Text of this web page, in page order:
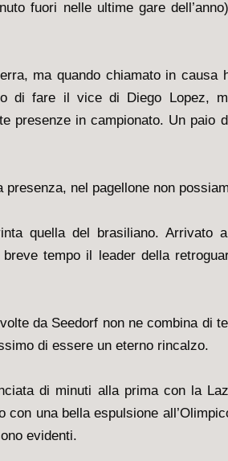
fuori nelle ultime gare
ma quando chiamato in causa
di fare il vice di Diego Lopez,
presenze in campionato. Un paio
presenza, nel pagellone non
quella del brasiliano. Arrivato
tempo il leader della
da Seedorf non ne combina di
di essere un eterno rincalzo.
di minuti alla prima con la
con una bella espulsione
evidenti.